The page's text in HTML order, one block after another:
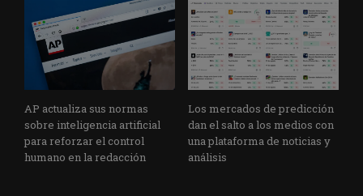
AP actualiza sus normas
sobre inteligencia artificial
para reforzar el control
humano en la redacción
Los mercados de predicción
dan el salto a los medios con
una plataforma de noticias y
análisis